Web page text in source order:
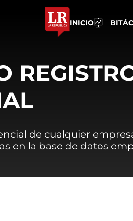
INICIO
de cualquier
en la base de datos